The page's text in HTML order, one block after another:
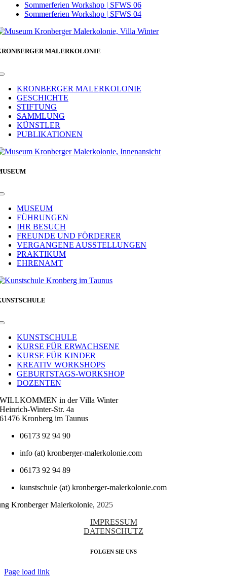
Sommerferien Workshop | SFWS 06
Sommerferien Workshop | SFWS 04
MALERKOLONIE
Toggle
NavigationKRONBERGER MALERKOLONIE
GESCHICHTE
STIFTUNG
SAMMLUNG
KÜNSTLER
PUBLIKATIONEN
Toggle
NavigationMUSEUM
FÜHRUNGEN
IHR BESUCH
FREUNDE UND FÖRDERER
VERGANGENE AUSSTELLUNGEN
PRAKTIKUM
EHRENAMT
Toggle
NavigationKUNSTSCHULE
KURSE FÜR ERWACHSENE
KURSE FÜR KINDER
KREATIV WORKSHOPS
GEBURTSTAGS-WORKSHOP
DOZENTEN
WILLKOMMEN in der Villa Winter
Heinrich-Winter-Str. 4a
61476 Kronberg im Taunus
06173 92 94 90
info (at) kronberger-malerkolonie.com
06173 92 94 89
kunstschule (at) kronberger-malerkolonie.com
Kronberger Malerkolonie, 2025
IMPRESSUM
DATENSCHUTZ
FOLGEN SIE UNS
Page load link